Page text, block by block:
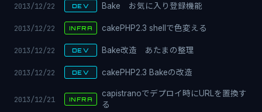
2013/12/22 DEV Bake お気に入り登録機能
2013/12/22 INFRA cakePHP2.3 shellで色変える
2013/12/22 DEV Bake改造 あたまの整理
2013/12/22 DEV cakePHP2.3 Bakeの改造
2013/12/21 INFRA
capistranoでデプロイ時にURLを置換す
る